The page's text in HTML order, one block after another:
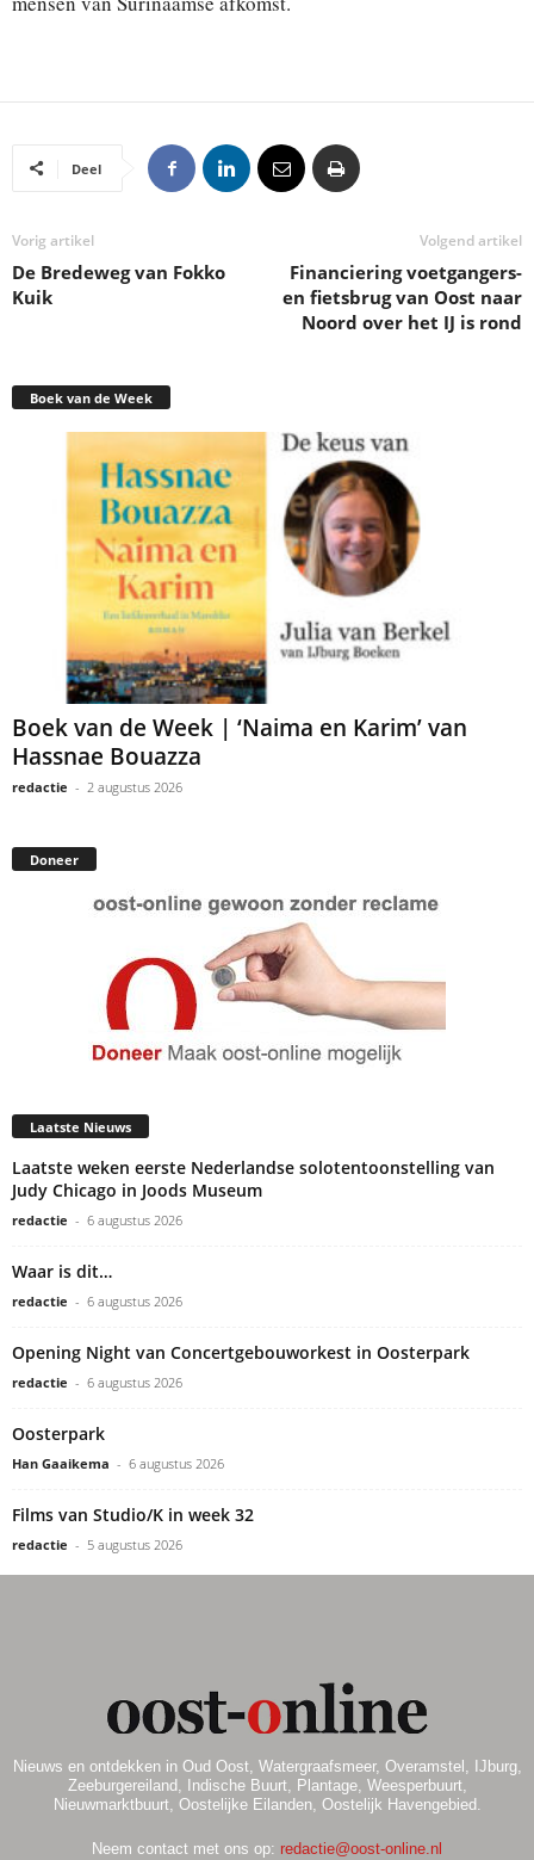
Deel
Vorig artikel
De Bredeweg van Fokko
Kuik
Volgend artikel
Financiering voetgangers-
en fietsbrug van Oost naar
Noord over het IJ is rond
Boek van de Week
Boek van de Week | ‘Naima en Karim’ van
Hassnae Bouazza
redactie - 2 augustus 2026
Doneer
Laatste Nieuws
Laatste weken eerste Nederlandse solotentoonstelling van
Judy Chicago in Joods Museum
redactie - 6 augustus 2026
Waar is dit…
redactie - 6 augustus 2026
Opening Night van Concertgebouworkest in Oosterpark
redactie - 6 augustus 2026
Oosterpark
Han Gaaikema - 6 augustus 2026
Films van Studio/K in week 32
redactie - 5 augustus 2026
Nieuws en ontdekken in Oud Oost, Watergraafsmeer, Overamstel, IJburg,
Zeeburgereiland, Indische Buurt, Plantage, Weesperbuurt,
Nieuwmarktbuurt, Oostelijke Eilanden, Oostelijk Havengebied.
Neem contact met ons op: redactie@oost-online.nl